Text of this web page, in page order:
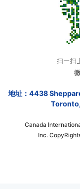
地址：4438
Canada
Inc.